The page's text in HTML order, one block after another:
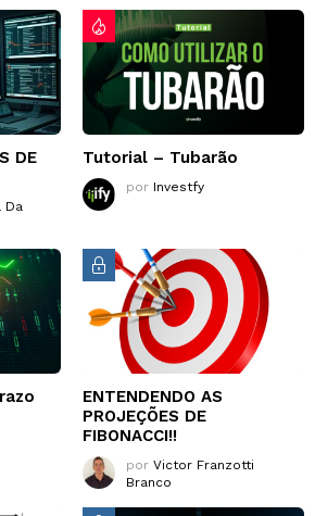
DE
Da
Tutorial – Tubarão
por Investfy
ENTENDENDO AS
PROJEÇÕES DE
FIBONACCI!!
por Victor Franzotti
Branco